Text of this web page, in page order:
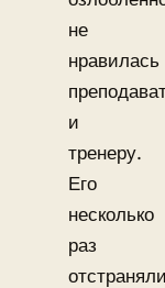
не
нравилась
и
тренеру.
Его
несколько
раз